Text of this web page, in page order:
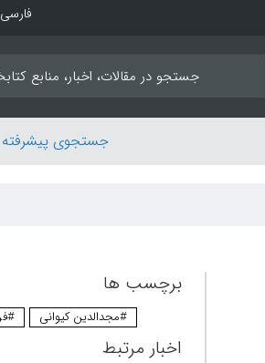
فارسی
جستجوی پیشرفته
برچسب ها
#مجدالدین کیوانی
اخبار مرتبط